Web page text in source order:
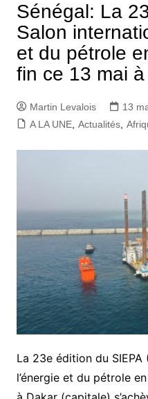
Sénégal: La
Salon
et du pétrole
fin ce 13 mai
Martin Levalois
13
A LA UNE, Actualités,
La 23e édition du
l’énergie et du pétrole